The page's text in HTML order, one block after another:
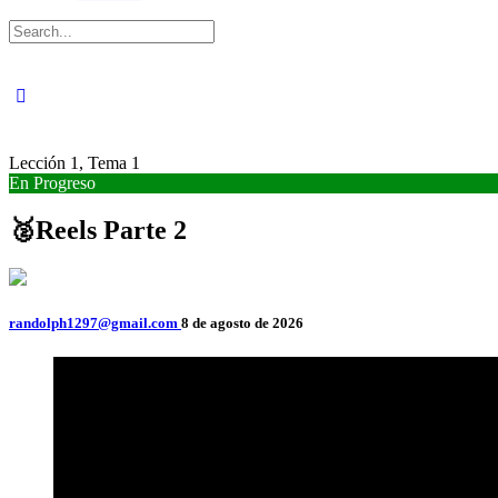
Buscar:
Lección 1, Tema 1
En Progreso
🥈Reels Parte 2
randolph1297@gmail.com 8 de agosto de 2026